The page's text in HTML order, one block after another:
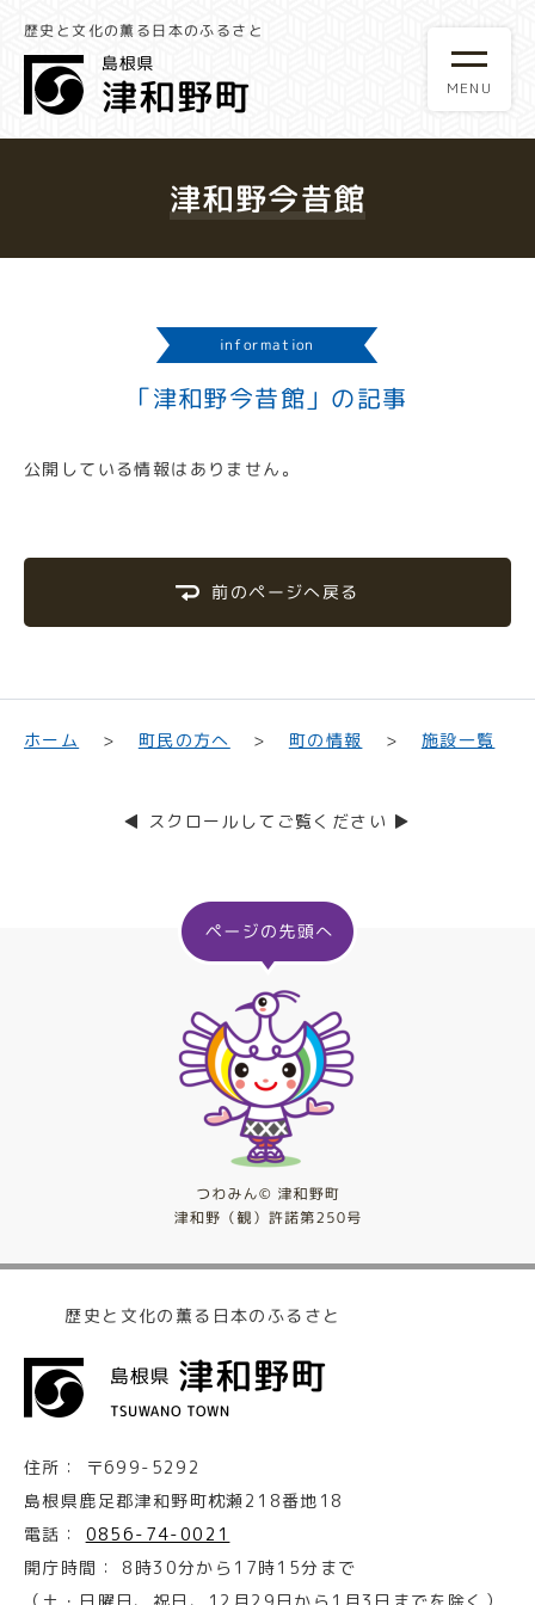
歴史と文化の薫る日本のふるさと
津和野今昔館
information
「津和野今昔館」の記事
公開している情報はありません。
前のページへ戻る
ホーム 町民の方へ 町の情報 施設一覧
◀ スクロールしてご覧ください ▶
歴史と文化の薫る日本のふるさと
住所：
〒699-5292
島根県鹿足郡津和野町枕瀬218番地18
電話：
0856-74-0021
開庁時間：
8時30分から17時15分まで